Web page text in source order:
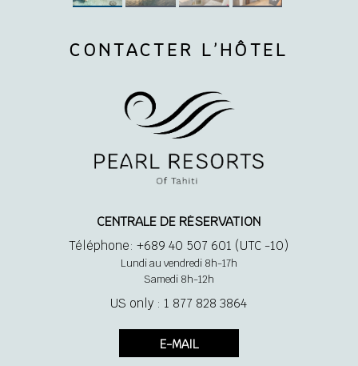
1 lit King Size + 1 lit simple
Salle de bain avec douche
Climatisation
CONTACTER L’HÔTEL
CENTRALE DE RÉSERVATION
Téléphone: +689 40 507 601 (UTC -10)
Lundi au vendredi 8h-17h
Samedi 8h-12h
US only : 1 877 828 3864
E-MAIL